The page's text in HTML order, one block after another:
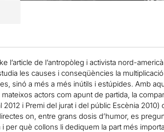
l’article de l’antropòleg i activista nord-americà
les causes i conseqüències la
sinó a més a més inútils i estúpides. Amb
actors com apunt de partida, la
2012 i Premi del jurat i del públic Escènia 2010)
on, entre grans dosis d’humor, es
per què collons li dediquem la part més